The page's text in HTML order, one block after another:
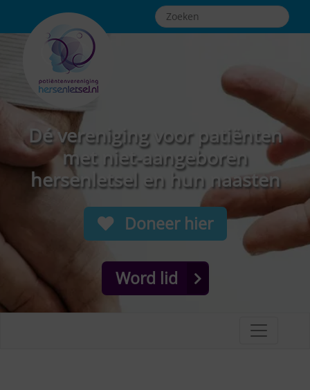
Dé vereniging voor patiënten
met niet-aangeboren
hersenletsel en hun naasten
Doneer hier
Word lid